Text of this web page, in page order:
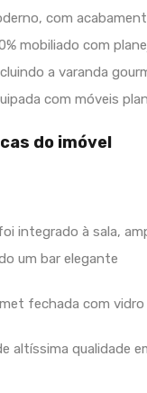
com
mobiliado com
a varanda
com móveis
do imóvel
integrado à sala,
um bar elegante
fechada com vidro
altíssima qualidade